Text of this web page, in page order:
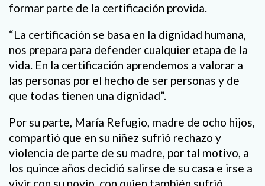
formar parte de la certificación provida.
“La certificación se basa en la dignidad humana,
nos prepara para defender cualquier etapa de la
vida. En la certificación aprendemos a valorar a
las personas por el hecho de ser personas y de
que todas tienen una dignidad”.
Por su parte, María Refugio, madre de ocho hijos,
compartió que en su niñez sufrió rechazo y
violencia de parte de su madre, por tal motivo, a
los quince años decidió salirse de su casa e irse a